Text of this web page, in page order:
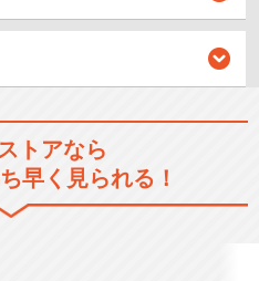
美少女戦士セーラームーン
美少女戦士セーラームーンR
トアなら
早く見られる！